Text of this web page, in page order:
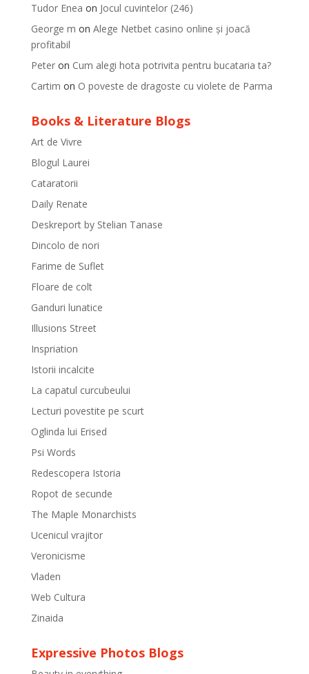
Tudor Enea on Jocul cuvintelor (246)
George m on Alege Netbet casino online și joacă
profitabil
Peteron Cum alegi hota potrivita pentru bucataria ta?
Cartim on O poveste de dragoste cu violete de Parma
Books & Literature Blogs
Art de Vivre
Blogul Laurei
Cataratorii
Daily Renate
Deskreport by Stelian Tanase
Dincolo de nori
Farime de Suflet
Floare de colt
Ganduri lunatice
Illusions Street
Inspriation
Istorii incalcite
La capatul curcubeului
Lecturi povestite pe scurt
Oglinda lui Erised
Psi Words
Redescopera Istoria
Ropot de secunde
The Maple Monarchists
Ucenicul vrajitor
Veronicisme
Vladen
Web Cultura
Zinaida
Expressive Photos Blogs